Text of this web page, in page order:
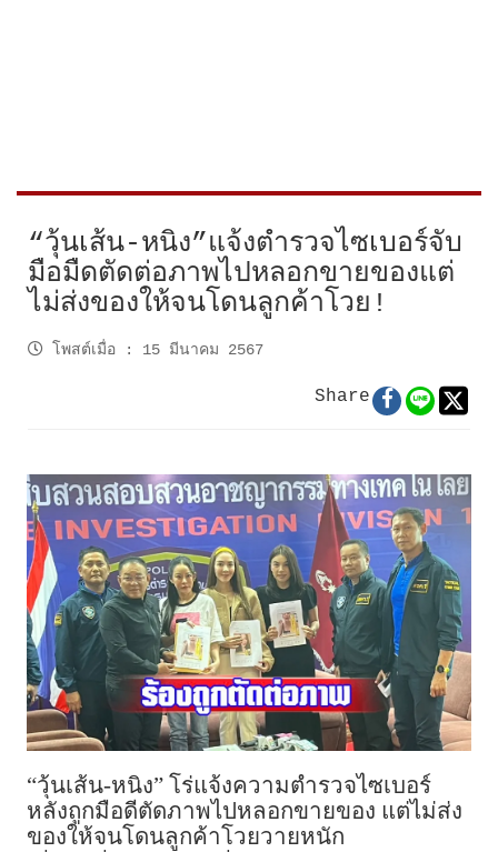
“วุ้นเส้น-หนิง”แจ้งตำรวจไซเบอร์จับ
มือมืดตัดต่อภาพไปหลอกขายของแต่
ไม่ส่งของให้จนโดนลูกค้าโวย!
โพสต์เมื่อ : 15 มีนาคม 2567
Share
“วุ้นเส้น-หนิง” โร่แจ้งความตำรวจไซเบอร์
หลังถูกมือดีตัดภาพไปหลอกขายของ แต่ไม่ส่ง
ของให้จนโดนลูกค้าโวยวายหนัก